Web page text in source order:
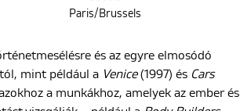
Paris/Brussels
és az egyre elmosódó
mint például a Venice(1997) és Cars
a munkákhoz, amelyek az ember és